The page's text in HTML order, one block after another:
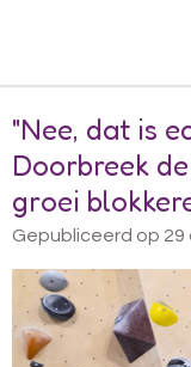
naar
hoofdinhoud
"Nee, dat is
Doorbreek
groei
Gepubliceerd op 29